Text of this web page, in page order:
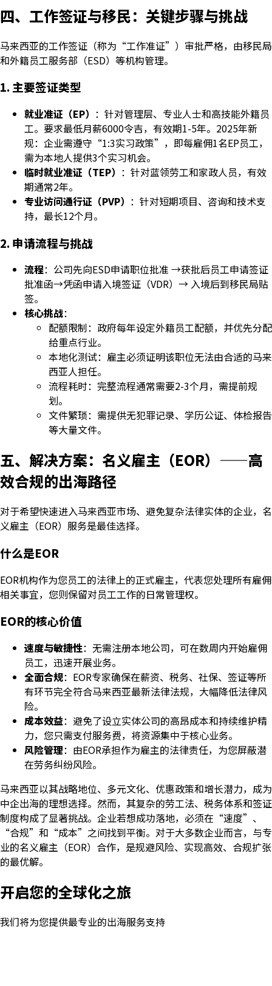
四、工作签证与移民：关键步骤与挑战
马来西亚的工作签证（称为“工作准证”）审批严格，由移民局
和外籍员工服务部（ESD）等机构管理。
1. 主要签证类型
就业准证（EP） ：针对管理层、专业人士和高技能外籍员
工。要求最低月薪6000令吉，有效期1-5年。2025年新
规：企业需遵守“1:3实习政策”，即每雇佣1名EP员工，
需为本地人提供3个实习机会。
临时就业准证（TEP） ：针对蓝领劳工和家政人员，有效
期通常2年。
专业访问通行证（PVP） ：针对短期项目、咨询和技术支
持，最长12个月。
2. 申请流程与挑战
流程：公司先向ESD申请职位批准 →获批后员工申请签证
批准函→凭函申请入境签证（VDR）→ 入境后到移民局贴
签。
核心挑战：
配额限制：政府每年设定外籍员工配额，并优先分配
给重点行业。
本地化测试：雇主必须证明该职位无法由合适的马来
西亚人担任。
流程耗时：完整流程通常需要2-3个月，需提前规
划。
文件繁琐：需提供无犯罪记录、学历公证、体检报告
等大量文件。
五、解决方案：名义雇主（EOR）——高
效合规的出海路径
对于希望快速进入马来西亚市场、避免复杂法律实体的企业，名
义雇主（EOR）服务是最佳选择。
什么是EOR
EOR机构作为您员工的法律上的正式雇主，代表您处理所有雇佣
相关事宜，您则保留对员工工作的日常管理权。
EOR的核心价值
速度与敏捷性：无需注册本地公司，可在数周内开始雇佣
员工，迅速开展业务。
全面合规：EOR专家确保在薪资、税务、社保、签证等所
有环节完全符合马来西亚最新法律法规，大幅降低法律风
险。
成本效益：避免了设立实体公司的高昂成本和持续维护精
力，您只需支付服务费，将资源集中于核心业务。
风险管理：由EOR承担作为雇主的法律责任，为您屏蔽潜
在劳务纠纷风险。
马来西亚以其战略地位、多元文化、优惠政策和增长潜力，成为
中企出海的理想选择。然而，其复杂的劳工法、税务体系和签证
制度构成了显著挑战。企业若想成功落地，必须在“速度”、
“合规”和“成本”之间找到平衡。对于大多数企业而言，与专
业的名义雇主（EOR）合作，是规避风险、实现高效、合规扩张
的最优解。
开启您的全球化之旅
我们将为您提供最专业的出海服务支持